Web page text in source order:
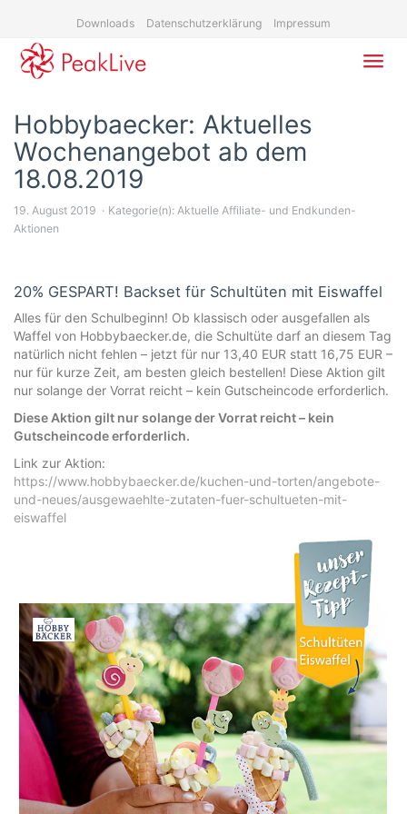
content
Downloads Datenschutzerklärung Impressum
Hobbybaecker: Aktuelles
Wochenangebot ab dem
18.08.2019
19. August 2019 Kategorie(n): Aktuelle Affiliate- und Endkunden-
Aktionen
20% GESPART! Backset für Schultüten mit Eiswaffel
Alles für den Schulbeginn! Ob klassisch oder ausgefallen als
Waffel von Hobbybaecker.de, die Schultüte darf an diesem Tag
natürlich nicht fehlen – jetzt für nur 13,40 EUR statt 16,75 EUR –
nur für kurze Zeit, am besten gleich bestellen! Diese Aktion gilt
nur solange der Vorrat reicht – kein Gutscheincode erforderlich.
Diese Aktion gilt nur solange der Vorrat reicht – kein
Gutscheincode erforderlich.
Link zur Aktion:
https://www.hobbybaecker.de/kuchen-und-torten/angebote-
und-neues/ausgewaehlte-zutaten-fuer-schultueten-mit-
eiswaffel